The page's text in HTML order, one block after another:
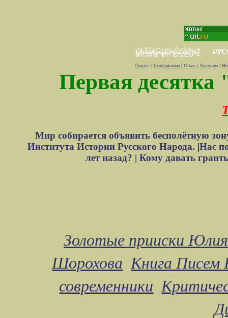
Портал |Содержание |О нас | Авторам |
Первая десятка
Мир собирается объявить бесполётную
Института Истории Русского Народа. |Нас
лет назад? |Кому давать
Золотые прииски
Шорохова Книга Писем
современники